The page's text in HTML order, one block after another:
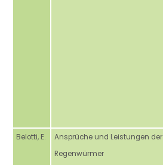
Belotti, E.
Ansprüche und Leistungen der
Regenwürmer